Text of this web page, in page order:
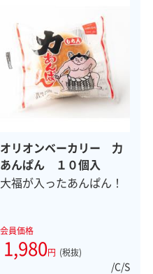
オリオンベーカリー 力
あんぱん １０個入
大福が入ったあんぱん！
会員価格
1,980円 (税抜)
/C/S